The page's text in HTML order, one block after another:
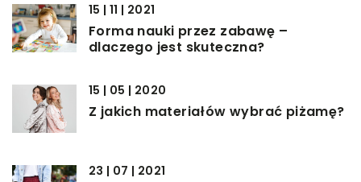
15 | 11 | 2021
Forma nauki przez zabawę –
dlaczego jest skuteczna?
15 | 05 | 2020
Z jakich materiałów wybrać piżamę?
23 | 07 | 2021